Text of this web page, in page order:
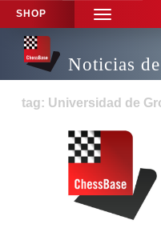
SHOP
TOGGLE
NAVIGATION
Noticias
tag: Universidad de